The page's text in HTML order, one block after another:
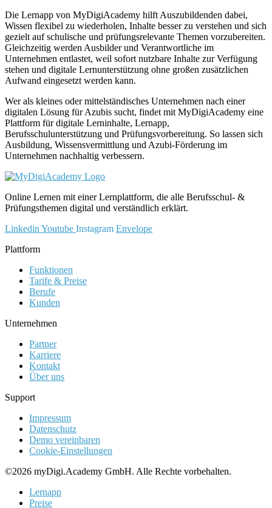
Die Lernapp von MyDigiAcademy hilft Auszubildenden dabei,
Wissen flexibel zu wiederholen, Inhalte besser zu verstehen und sich
gezielt auf schulische und prüfungsrelevante Themen vorzubereiten.
Gleichzeitig werden Ausbilder und Verantwortliche im
Unternehmen entlastet, weil sofort nutzbare Inhalte zur Verfügung
stehen und digitale Lernunterstützung ohne großen zusätzlichen
Aufwand eingesetzt werden kann.
Wer als kleines oder mittelständisches Unternehmen nach einer
digitalen Lösung für Azubis sucht, findet mit MyDigiAcademy eine
Plattform für digitale Lerninhalte, Lernapp,
Berufsschulunterstützung und Prüfungsvorbereitung. So lassen sich
Ausbildung, Wissensvermittlung und Azubi-Förderung im
Unternehmen nachhaltig verbessern.
Online Lernen mit einer Lernplattform, die alle Berufsschul- &
Prüfungsthemen digital und verständlich erklärt.
Linkedin Youtube Instagram Envelope
Plattform
Funktionen
Tarife & Preise
Berufe
Kunden
Unternehmen
Partner
Karriere
Kontakt
Über uns
Support
Impressum
Datenschutz
Demo vereinbaren
Cookie-Einstellungen
©2026 myDigi.Academy GmbH. Alle Rechte vorbehalten.
Lernapp
Preise